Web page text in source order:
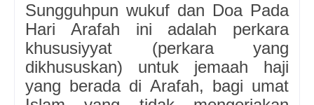
Sungguhpun wukuf dan Doa Pada
Hari Arafah ini adalah perkara
khususiyyat (perkara yang
dikhususkan) untuk jemaah haji
yang berada di Arafah, bagi umat